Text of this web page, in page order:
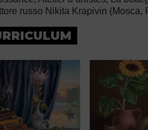
russo Nikita Krapivin (Mosca,